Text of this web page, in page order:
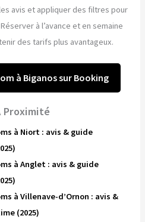
avis et appliquer des filtres pour
à l’avance et en semaine
des tarifs plus avantageux.
à Biganos sur Booking
Proximité
à Niort : avis & guide
à Anglet : avis & guide
à Villenave-d’Ornon : avis &
(2025)